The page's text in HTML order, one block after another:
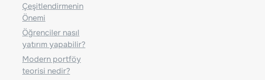
Çeşitlendirmenin
Önemi
Öğrenciler nasıl
yatırım yapabilir?
Modern portföy
teorisi nedir?